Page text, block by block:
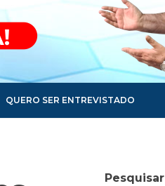
QUERO SER ENTREVISTADO
Pesquisar